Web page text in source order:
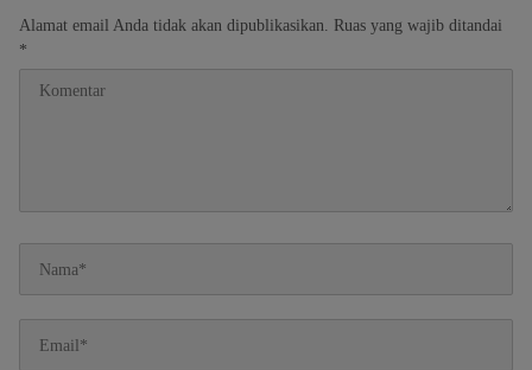
Alamat email Anda tidak akan dipublikasikan. Ruas yang wajib ditandai
*